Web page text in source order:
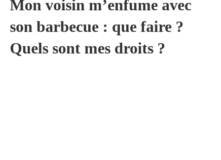
Mon voisin m’enfume avec
son barbecue : que faire ?
Quels sont mes droits ?